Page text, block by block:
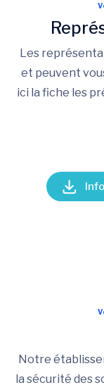
Les
et peuvent
ici la fiche les
Notre
la sécurité des